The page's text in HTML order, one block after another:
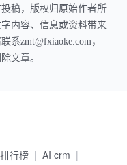
稿，版权归原始作者所
内容、信息或资料带来
系zmt@fxiaoke.com，
文章。
行榜
AI crm